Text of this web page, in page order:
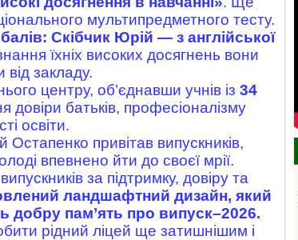
мультипредметного тесту.
Скібчик Юрій — з англійської
їхніх високих досягнень вони
від закладу.
центру, об’єднавши учнів із 34
довіри батьків, професіоналізму
освіти.
привітав випускників,
впевнено йти до своєї мрії.
за підтримку, довіру та
ландшафтний дизайн, який
добру пам’ять про випуск–2026.
рідний ліцей ще затишнішим і